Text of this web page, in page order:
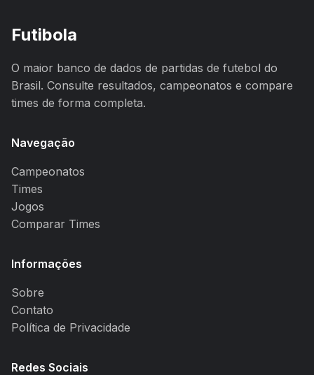
Futibola
O maior banco de dados de partidas de futebol do
Brasil. Consulte resultados, campeonatos e compare
times de forma completa.
Navegação
Campeonatos
Times
Jogos
Comparar Times
Informações
Sobre
Contato
Política de Privacidade
Redes Sociais